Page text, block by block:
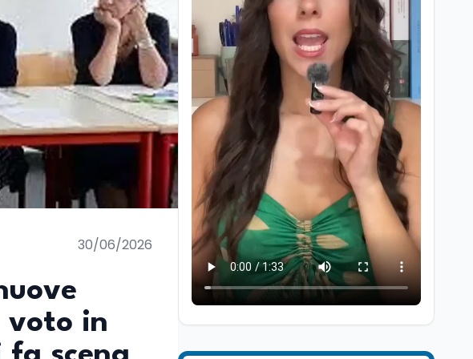
30/06/2026
voto in
Lavoro
Riforma del calcio, si
insedia il comitato
ristretto al Senato. La
soddisfazione del
senatore di Forza Italia,
Mario Occhiuto
Mondo8 ago
L'8 agosto è la Giornata
europea in memoria
Istituita dal Parlamento
Università8 ago